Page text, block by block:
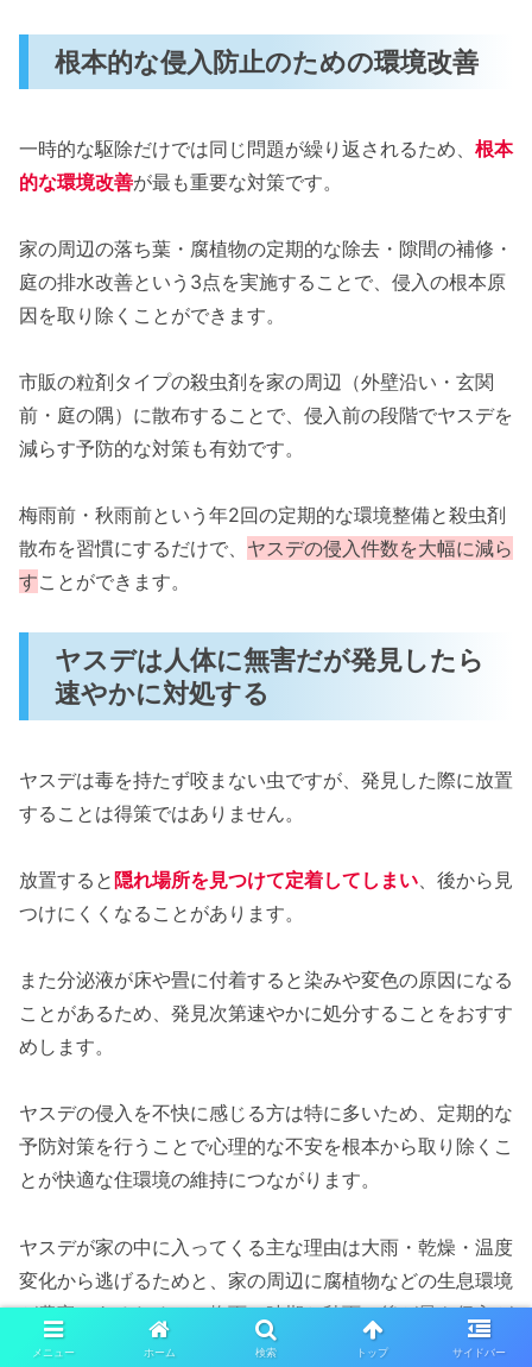
根本的な侵入防止のための環境改善
一時的な駆除だけでは同じ問題が繰り返されるため、 根本
的な環境改善が最も重要な対策です。
家の周辺の落ち葉・腐植物の定期的な除去・隙間の補修・
庭の排水改善という3点を実施することで、侵入の根本原
因を取り除くことができます。
市販の粒剤タイプの殺虫剤を家の周辺（外壁沿い・玄関
前・庭の隅）に散布することで、侵入前の段階でヤスデを
減らす予防的な対策も有効です。
梅雨前・秋雨前という年2回の定期的な環境整備と殺虫剤
散布を習慣にするだけで、 ヤスデの侵入件数を大幅に減ら
すことができます。
ヤスデは人体に無害だが発見したら
速やかに対処する
ヤスデは毒を持たず咬まない虫ですが、発見した際に放置
することは得策ではありません。
放置すると隠れ場所を見つけて定着してしまい 、後から見
つけにくくなることがあります。
また分泌液が床や畳に付着すると染みや変色の原因になる
ことがあるため、発見次第速やかに処分することをおすす
めします。
ヤスデの侵入を不快に感じる方は特に多いため、定期的な
予防対策を行うことで心理的な不安を根本から取り除くこ
とが快適な住環境の維持につながります。
ヤスデが家の中に入ってくる主な理由は大雨・乾燥・温度
変化から逃げるためと、家の周辺に腐植物などの生息環境
が豊富にあるためで、梅雨の時期と秋雨の後が最も侵入が
多いシーズンです。
メニュー ホーム 検索 トップ サイドバー